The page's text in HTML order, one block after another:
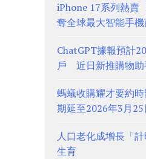
iPhone 17系列熱
奪全球最大智能手
ChatGPT據報預計
戶 近日新推購物助
螞蟻收購耀才要約
期延至2026年3月25
人口老化成增長「
生育